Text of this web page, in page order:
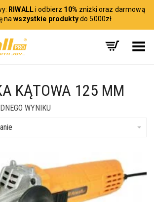
RIWALLi odbierz 10% zniżki oraz darmową
nawszystkie produktydo 5000zł
Toggle Menu
KĄTOWA 125 MM
WYNIKU